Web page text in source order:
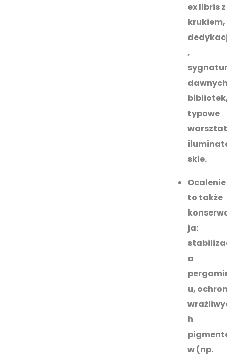
ex libris z
krukiem,
,
typowe
skie.
Ocalenie
to także
ja:
a
u,
h
w (np.